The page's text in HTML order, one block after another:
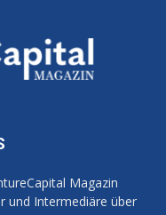
Magazin
und Intermediäre über